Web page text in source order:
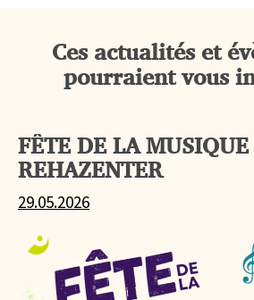
Ces actualités et
pourraient vous
FÊTE DE LA
REHAZENTER
29.05.2026